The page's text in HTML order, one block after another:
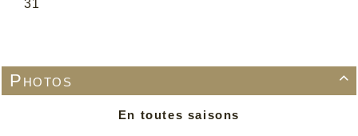

Photos
En toutes saisons